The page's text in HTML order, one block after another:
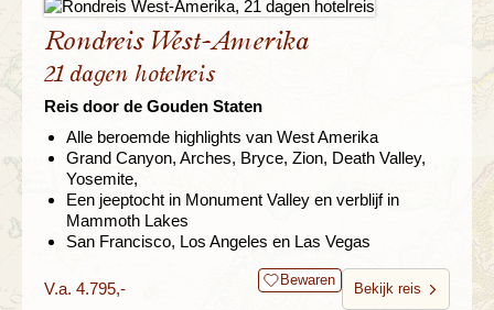
Rondreis West-Amerika
21 dagen hotelreis
Reis door de Gouden Staten
Alle beroemde highlights van West Amerika
Grand Canyon, Arches, Bryce, Zion, Death Valley,
Yosemite,
Een jeeptocht in Monument Valley en verblijf in
Mammoth Lakes
San Francisco, Los Angeles en Las Vegas
V.a. 4.795,- Bewaren
Bekijk reis